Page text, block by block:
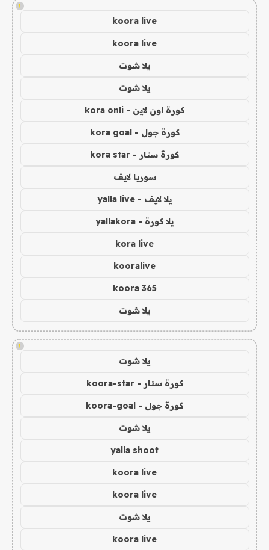
!
koora live
koora live
يلا شوت
يلا شوت
كورة اون لاين - kora onli
كورة جول - kora goal
كورة ستار - kora star
سوريا لايف
يلا لايف - yalla live
يلا كورة - yallakora
kora live
kooralive
koora 365
يلا شوت
!
يلا شوت
كورة ستار - koora-star
كورة جول - koora-goal
يلا شوت
yalla shoot
koora live
koora live
يلا شوت
koora live